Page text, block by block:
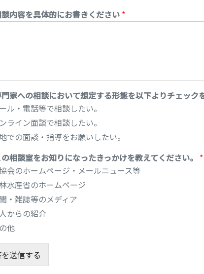
談内容を具体的にお書きください *
門家への相談において想定する形態を以下よりチェック
ル・電話等で相談したい。
ライン面談で相談したい。
での面談・指導をお願いしたい。
の相談室をお知りになったきっかけを教えてください。 *
会のホームページ・メールニュース等
水産省のホームページ
・雑誌等のメディア
からの紹介
他
送信する